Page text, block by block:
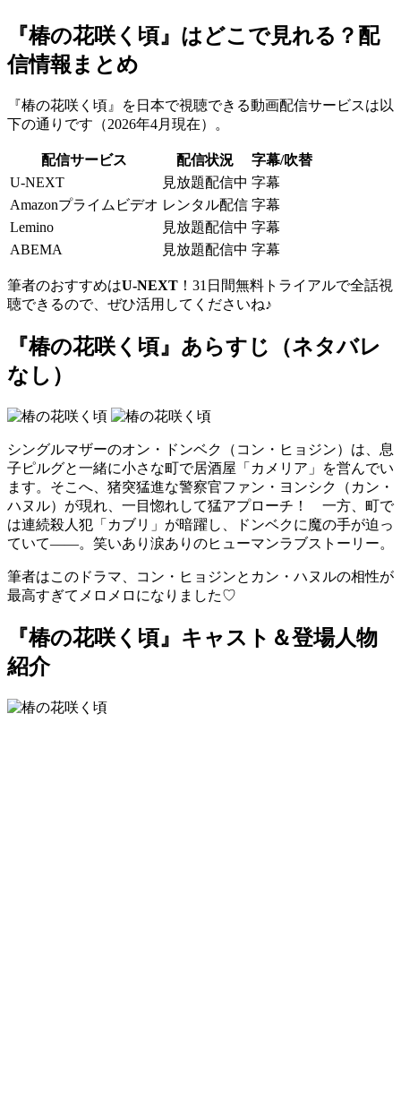
『椿の花咲く頃』はどこで見れる？配
信情報まとめ
『椿の花咲く頃』を日本で視聴できる動画配信サービスは以
下の通りです（2026年4月現在）。
配信サービス 配信状況
字幕/吹替
U-NEXT
見放題配信中 字幕
Amazonプライムビデオ レンタル配信 字幕
Lemino
見放題配信中 字幕
ABEMA
見放題配信中 字幕
筆者のおすすめはU-NEXT ！31日間無料トライアルで全話視
聴できるので、ぜひ活用してくださいね♪
『椿の花咲く頃』あらすじ（ネタバレ
なし）
シングルマザーのオン・ドンベク（コン・ヒョジン）は、息
子ピルグと一緒に小さな町で居酒屋「カメリア」を営んでい
ます。そこへ、猪突猛進な警察官ファン・ヨンシク（カン・
ハヌル）が現れ、一目惚れして猛アプローチ！ 一方、町で
は連続殺人犯「カブリ」が暗躍し、ドンベクに魔の手が迫っ
ていて——。笑いあり涙ありのヒューマンラブストーリー。
筆者はこのドラマ、コン・ヒョジンとカン・ハヌルの相性が
最高すぎてメロメロになりました♡
『椿の花咲く頃』キャスト＆登場人物
紹介